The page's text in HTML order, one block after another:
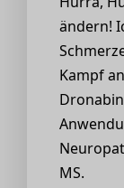
ändern!
Kampf
MS.